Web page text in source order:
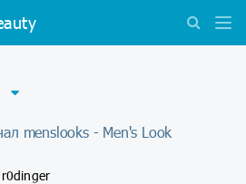
menslooks - Men's Look